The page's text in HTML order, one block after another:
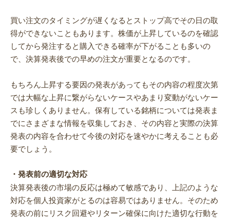
買い注文のタイミングが遅くなるとストップ高でその日の取
得ができないこともあります。株価が上昇しているのを確認
してから発注すると購入できる確率が下がることも多いの
で、決算発表後での早めの注文が重要となるのです。
もちろん上昇する要因の発表があってもその内容の程度次第
では大幅な上昇に繋がらないケースやあまり変動がないケー
スも珍しくありません。保有している銘柄については発表ま
でにさまざまな情報を収集しておき、その内容と実際の決算
発表の内容を合わせて今後の対応を速やかに考えることも必
要でしょう。
・発表前の適切な対応
決算発表後の市場の反応は極めて敏感であり、上記のような
対応を個人投資家がとるのは容易ではありません。そのため
発表の前にリスク回避やリターン確保に向けた適切な行動を